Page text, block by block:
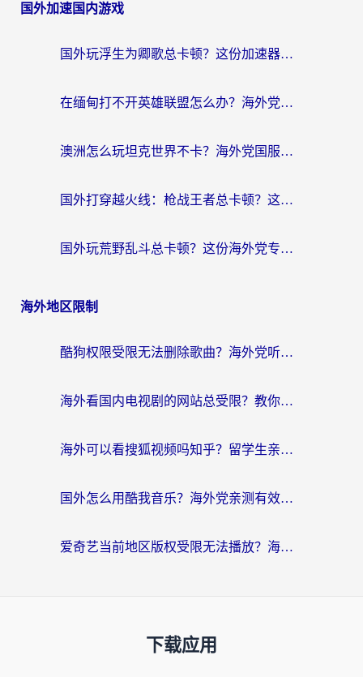
国外加速国内游戏
国外玩浮生为卿歌总卡顿？这份加速器选择指南帮你找回丝滑体验
在缅甸打不开英雄联盟怎么办？海外党亲测有效的国服游戏加速指南
澳洲怎么玩坦克世界不卡？海外党国服游戏加速终极指南（附逆战奇妙碰碰车解决方案）
国外打穿越火线：枪战王者总卡顿？这篇加速器推荐下载指南帮你解决延迟难题
国外玩荒野乱斗总卡顿？这份海外党专属的国服游戏加速攻略请收好
海外地区限制
酷狗权限受限无法删除歌曲？海外党听国内音乐的终极解决方案来了
海外看国内电视剧的网站总受限？教你选对回国加速器，轻松追热剧
海外可以看搜狐视频吗知乎？留学生亲测有效的回国加速器选择指南
国外怎么用酷我音乐？海外党亲测有效的回国加速方案，附千千音乐中文歌收听指南
爱奇艺当前地区版权受限无法播放？海外党追剧看电影的终极解决方案来了
下载应用